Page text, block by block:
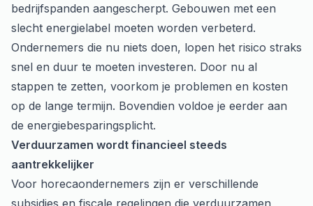
bedrijfspanden aangescherpt. Gebouwen met een
slecht energielabel moeten worden verbeterd.
Ondernemers die nu niets doen, lopen het risico straks
snel en duur te moeten investeren. Door nu al
stappen te zetten, voorkom je problemen en kosten
op de lange termijn. Bovendien voldoe je eerder aan
de energiebesparingsplicht.
Verduurzamen wordt financieel steeds
aantrekkelijker
Voor horecaondernemers zijn er verschillende